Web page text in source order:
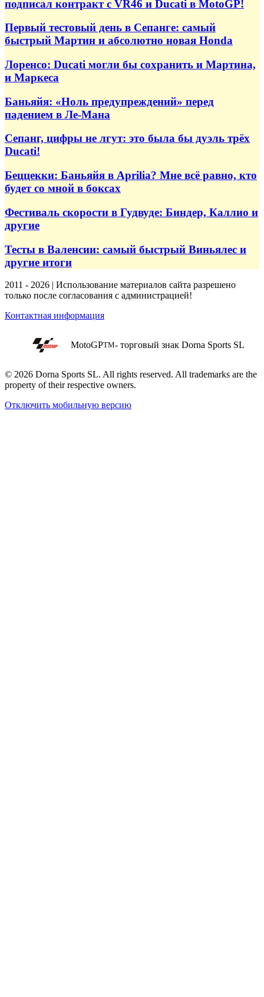
подписал контракт с VR46 и Ducati в MotoGP!
Первый тестовый день в Сепанге: самый
быстрый Мартин и абсолютно новая Honda
Лоренсо: Ducati могли бы сохранить и Мартина,
и Маркеса
Баньяйя: «Ноль предупреждений» перед
падением в Ле-Мана
Сепанг, цифры не лгут: это была бы дуэль трёх
Ducati!
Беццекки: Баньяйя в Aprilia? Мне всё равно, кто
будет со мной в боксах
Фестиваль скорости в Гудвуде: Биндер, Каллио и
другие
Тесты в Валенсии: самый быстрый Виньялес и
другие итоги
2011 - 2026 | Использование материалов сайта разрешено
только после согласования с администрацией!
Контактная информация
MotoGPTM- торговый знак Dorna Sports SL
© 2026 Dorna Sports SL. All rights reserved. All trademarks are the
property of their respective owners.
Отключить мобильную версию